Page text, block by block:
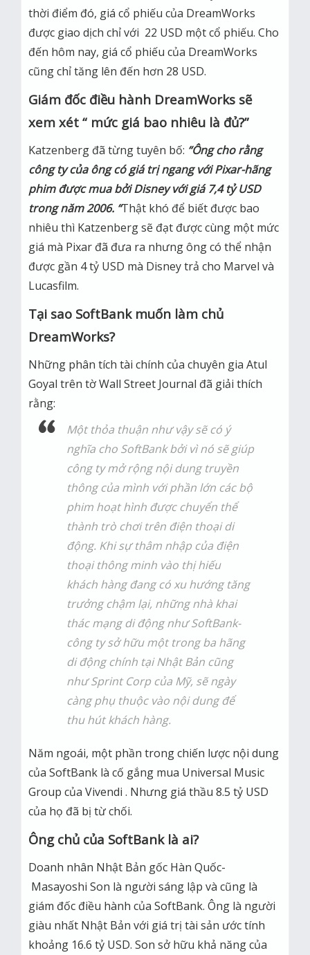
thời điểm đó, giá cổ phiếu của DreamWorks
được giao dịch chỉ với 22 USD một cổ phiếu. Cho
đến hôm nay, giá cổ phiếu của DreamWorks
cũng chỉ tăng lên đến hơn 28 USD.
Giám đốc điều hành DreamWorks sẽ
xem xét “ mức giá bao nhiêu là đủ?”
Katzenberg đã từng tuyên bố: “Ông cho rằng
công ty của ông có giá trị ngang với Pixar-hãng
phim được mua bởi Disney với giá 7,4 tỷ USD
trong năm 2006. “Thật khó để biết được bao
nhiêu thì Katzenberg sẽ đạt được cùng một mức
giá mà Pixar đã đưa ra nhưng ông có thể nhận
được gần 4 tỷ USD mà Disney trả cho Marvel và
Lucasfilm.
Tại sao SoftBank muốn làm chủ
DreamWorks?
Những phân tích tài chính của chuyên gia Atul
Goyal trên tờ Wall Street Journal đã giải thích
rằng:
Một thỏa thuận như vậy sẽ có ý
nghĩa cho SoftBank bởi vì nó sẽ giúp
công ty mở rộng nội dung truyền
thông của mình với phần lớn các bộ
phim hoạt hình được chuyển thể
thành trò chơi trên điện thoại di
động. Khi sự thâm nhập của điện
thoại thông minh vào thị hiếu
khách hàng đang có xu hướng tăng
trưởng chậm lại, những nhà khai
thác mạng di động như SoftBank-
công ty sở hữu một trong ba hãng
di động chính tại Nhật Bản cũng
như Sprint Corp của Mỹ, sẽ ngày
càng phụ thuộc vào nội dung để
thu hút khách hàng.
Năm ngoái, một phần trong chiến lược nội dung
của SoftBank là cố gắng mua Universal Music
Group của Vivendi . Nhưng giá thầu 8.5 tỷ USD
của họ đã bị từ chối.
Ông chủ của SoftBank là ai?
Doanh nhân Nhật Bản gốc Hàn Quốc-
Masayoshi Son là người sáng lập và cũng là
giám đốc điều hành của SoftBank. Ông là người
giàu nhất Nhật Bản với giá trị tài sản ước tính
khoảng 16.6 tỷ USD. Son sở hữu khả năng của